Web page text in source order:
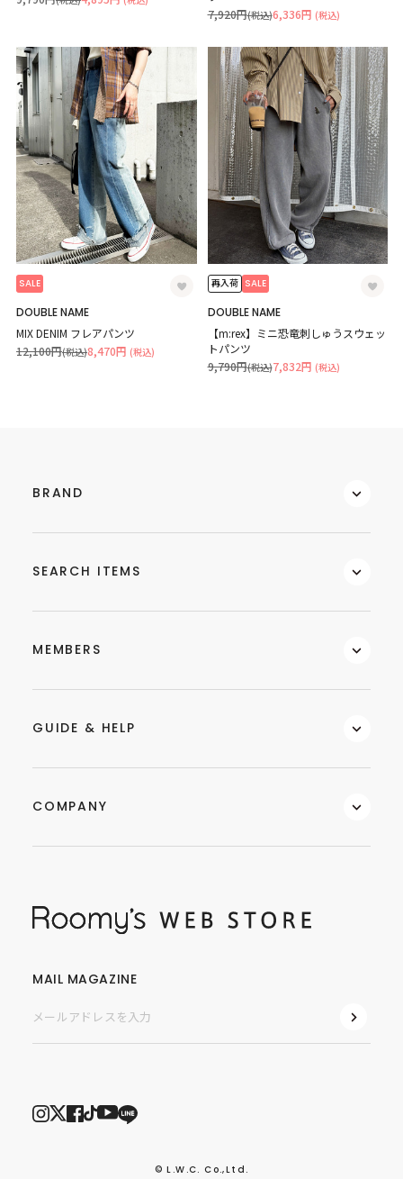
6,336円 (税込)
7,920円(税込)
SALE
DOUBLE NAME
MIX DENIM フレアパンツ
8,470円 (税込)
12,100円(税込)
再入荷 SALE
DOUBLE NAME
【m:rex】ミニ恐竜刺しゅうスウェッ
トパンツ
7,832円 (税込)
9,790円(税込)
BRAND
SEARCH ITEMS
MEMBERS
GUIDE & HELP
COMPANY
MAIL MAGAZINE
© L.W.C. Co.,Ltd.